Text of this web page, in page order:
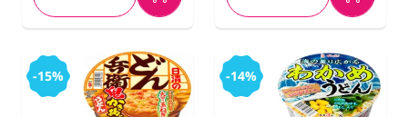
-15% -14%